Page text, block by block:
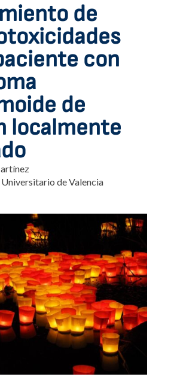
de
con
de
localmente
de Valencia